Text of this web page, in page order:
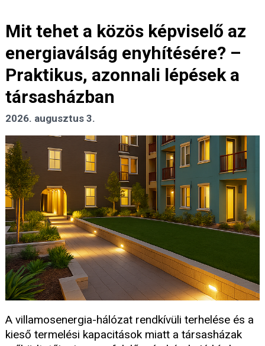
Mit tehet a közös képviselő az
energiaválság enyhítésére? –
Praktikus, azonnali lépések a
társasházban
2026. augusztus 3.
A villamosenergia-hálózat rendkívüli terhelése és a
kieső termelési kapacitások miatt a társasházak